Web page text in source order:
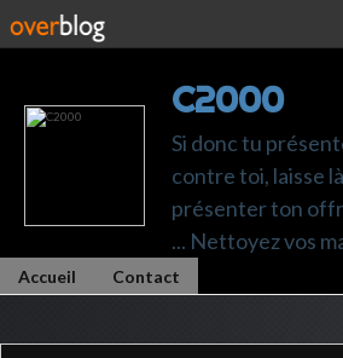
C2000
Si donc tu
contre toi, laisse
présenter ton
... Nettoyez vos
Accueil Contact